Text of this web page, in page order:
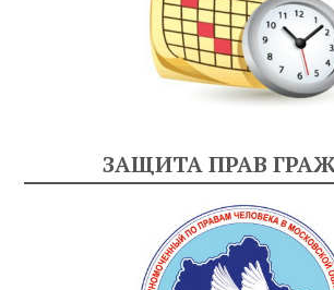
ЗАЩИТА ПРАВ